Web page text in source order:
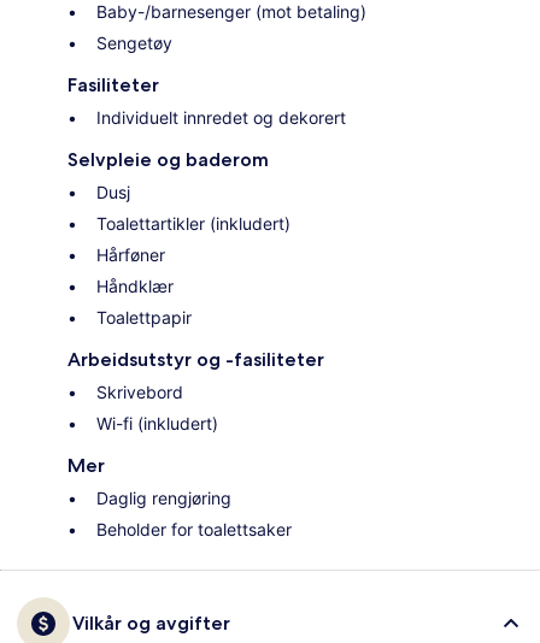
Baby-/barnesenger (mot betaling)
Sengetøy
Fasiliteter
Individuelt innredet og dekorert
Selvpleie og baderom
Dusj
Toalettartikler (inkludert)
Hårføner
Håndklær
Toalettpapir
Arbeidsutstyr og -fasiliteter
Skrivebord
Wi-fi (inkludert)
Mer
Daglig rengjøring
Beholder for toalettsaker
Vilkår og avgifter